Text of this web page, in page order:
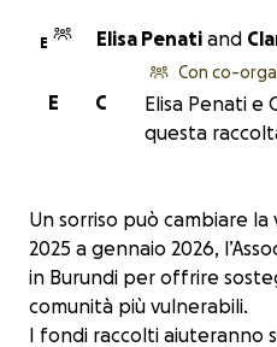
E Elisa Penati and
C
E
Con co-
Elisa Penati e
questa
Un sorriso può cambiare
2025 a gennaio 2026,
in Burundi per offrire
comunità più vulnerabili.
I fondi raccolti aiuteranno